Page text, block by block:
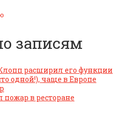
записям
расширил его функции
одной!), чаще в Европе
в ресторане